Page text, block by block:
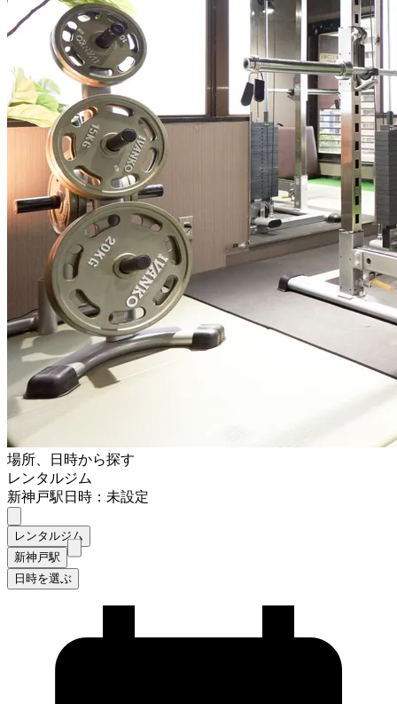
場所、日時から探す
レンタルジム
新神戸駅日時：未設定
レンタルジム
新神戸駅
日時を選ぶ